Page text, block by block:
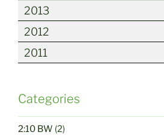
2013
2012
2011
Categories
2:10 BW (2)